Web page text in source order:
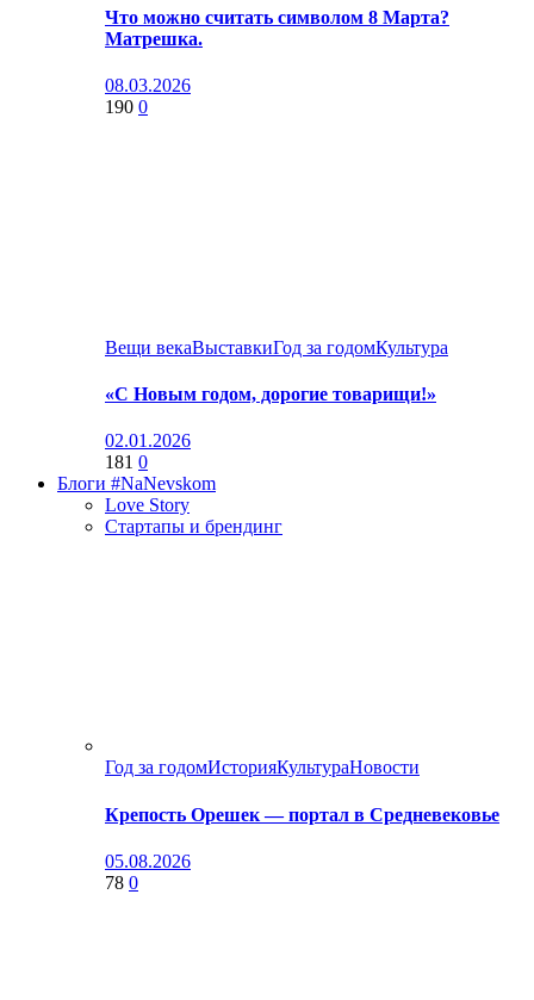
Что можно считать символом 8 Марта?
Матрешка.
08.03.2026
190 0
Вещи векаВыставкиГод за годомКультура
«С Новым годом, дорогие товарищи!»
02.01.2026
181 0
Блоги #NaNevskom
Love Story
Стартапы и брендинг
Год за годомИсторияКультураНовости
Крепость Орешек — портал в Средневековье
05.08.2026
78 0